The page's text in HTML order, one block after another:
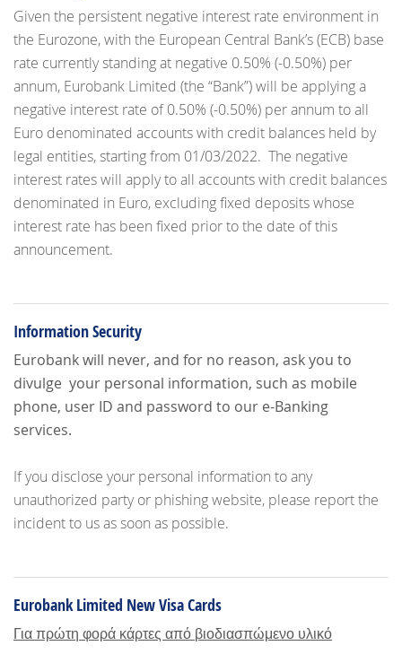
Given the persistent negative interest rate environment in
the Eurozone, with the European Central Bank’s (ECB) base
rate currently standing at negative 0.50% (-0.50%) per
annum, Eurobank Limited (the “Bank”) will be applying a
negative interest rate of 0.50% (-0.50%) per annum to all
Euro denominated accounts with credit balances held by
legal entities, starting from 01/03/2022. The negative
interest rates will apply to all accounts with credit balances
denominated in Euro, excluding fixed deposits whose
interest rate has been fixed prior to the date of this
announcement.
Information Security
Eurobank will never, and for no reason, ask you to
divulge your personal information, such as mobile
phone, user ID and password to our e-Banking
services.
If you disclose your personal information to any
unauthorized party or phishing website, please report the
incident to us as soon as possible.
Eurobank Limited New Visa Cards
Για πρώτη φορά κάρτες από βιοδιασπώμενο υλικό